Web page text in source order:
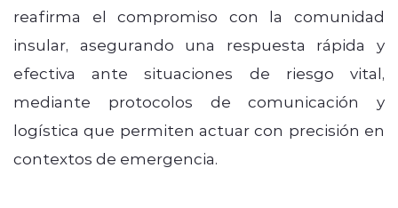
reafirma el compromiso con la comunidad
insular, asegurando una respuesta rápida y
efectiva ante situaciones de riesgo vital,
mediante protocolos de comunicación y
logística que permiten actuar con precisión en
contextos de emergencia.